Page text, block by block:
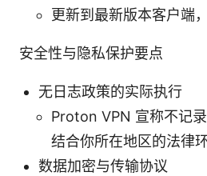
更新到最新版本客户端
安全性与隐私保护要点
无日志政策的实际执行
Proton VPN 宣称不记
结合你所在地区的法律
数据加密与传输协议